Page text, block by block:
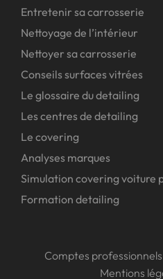
Entretenir sa carrosserie
Nettoyage de l’intérieur
Nettoyer sa carrosserie
Conseils surfaces vitrées
Le glossaire du detailing
Les centres de detailing
Le covering
Analyses marques
Simulation covering voiture
Formation detailing
Comptes professionnels
Mentions